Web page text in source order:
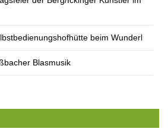
beim Wunderl
Blasmusik